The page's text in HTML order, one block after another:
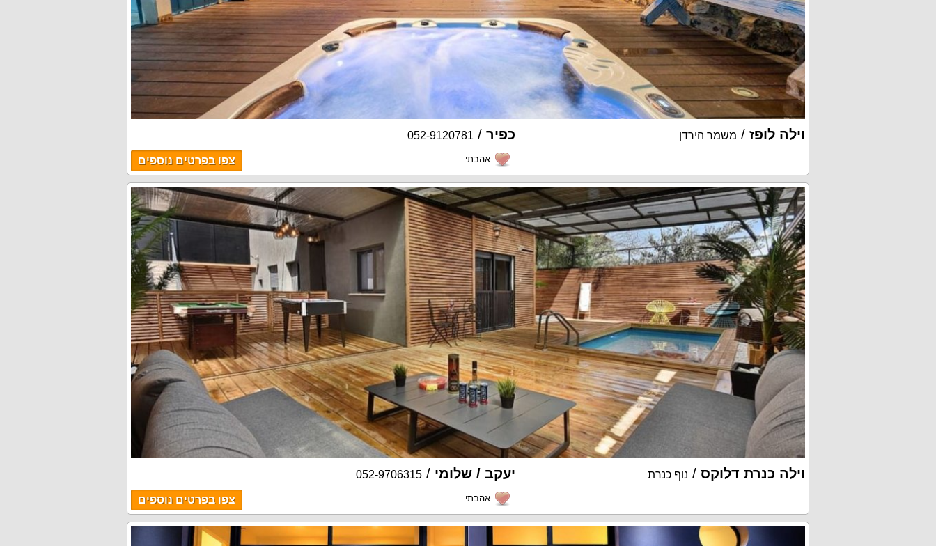
וילה לופז / משמר הירדן כפיר/
052-9120781
אהבתי צפו בפרטים נוספים
וילה כנרת דלוקס / נוף כנרת יעקב / שלומי /
052-9706315
אהבתי צפו בפרטים נוספים